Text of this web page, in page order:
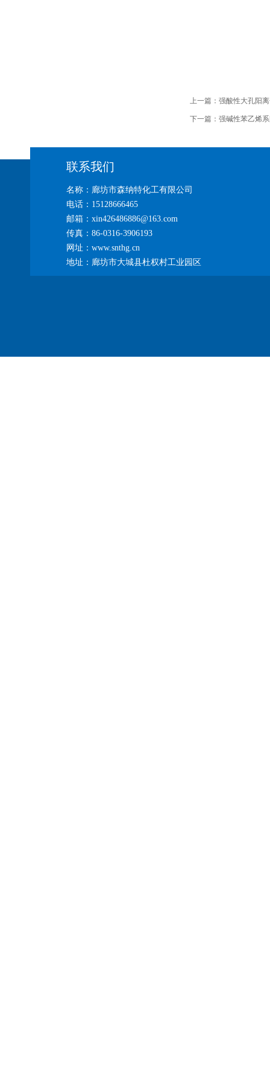
上一篇： 强酸性大孔阳
下一篇： 强碱性苯乙烯
联系我们
名称：廊坊市森纳特化工有限公司
电话：15128666465
邮箱：xin426486886@163.com
传真：86-0316-3906193
网址：www.snthg.cn
地址：廊坊市大城县杜权村工业园区